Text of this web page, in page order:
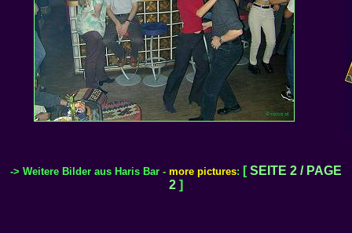
-> Weitere Bilder aus Haris Bar - more pictures: [SEITE 2 / PAGE
2 ]